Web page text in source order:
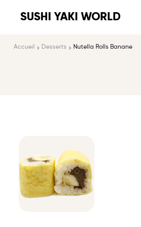
SUSHI YAKI WORLD
Accueil Desserts Nutella Rolls Banane